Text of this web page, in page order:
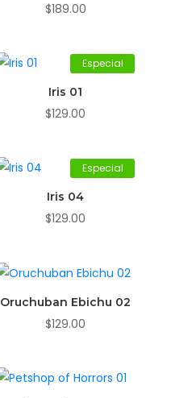
$189.00
Especial
Iris 01
$129.00
Especial
Iris 04
$129.00
Oruchuban Ebichu 02
$129.00